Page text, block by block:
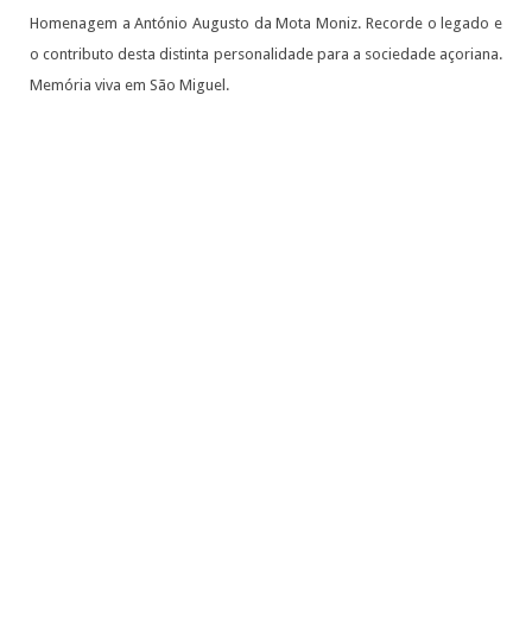
Homenagem a António Augusto da Mota Moniz. Recorde o legado e
o contributo desta distinta personalidade para a sociedade açoriana.
Memória viva em São Miguel.